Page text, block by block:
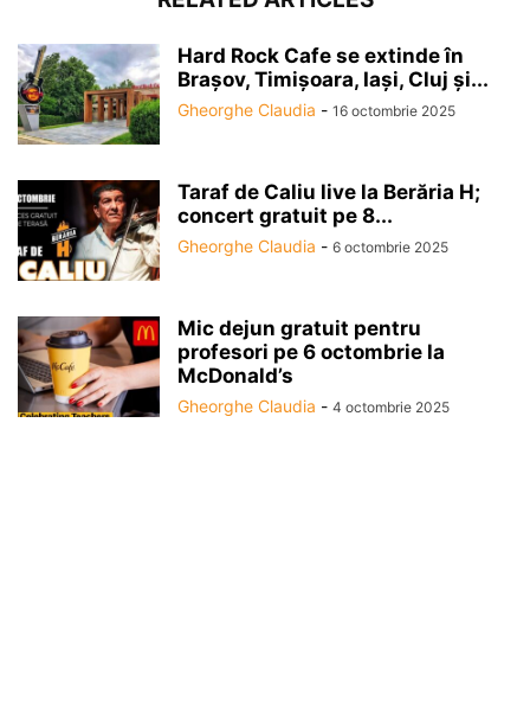
Hard Rock Cafe se extinde în
Brașov, Timișoara, Iași, Cluj și...
Gheorghe Claudia - 16 octombrie 2025
Taraf de Caliu live la Berăria H;
concert gratuit pe 8...
Gheorghe Claudia - 6 octombrie 2025
Mic dejun gratuit pentru
profesori pe 6 octombrie la
McDonald’s
Gheorghe Claudia - 4 octombrie 2025